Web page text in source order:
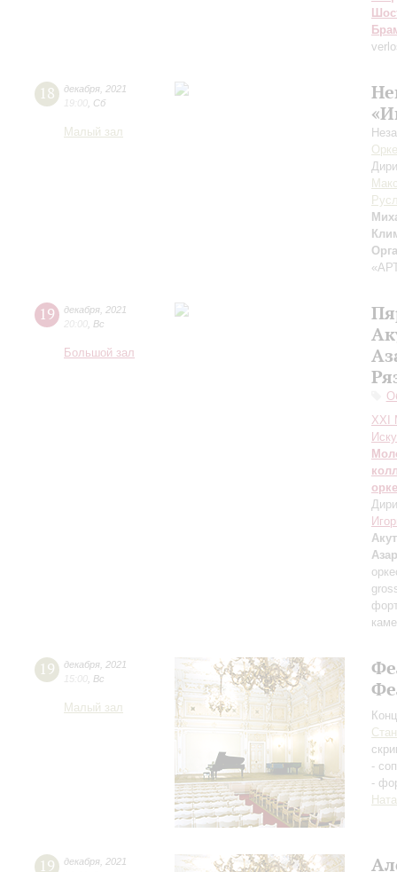
18 декабря 2021
19:00 Сб
Малый зал
19 декабря 2021
20:00 Вс
Большой зал
XXI
19 декабря 2021
15:00 Вс
Малый зал
-
-
19 декабря 2021